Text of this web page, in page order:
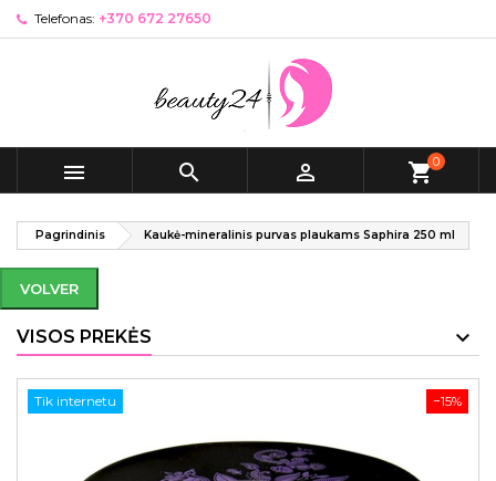
Telefonas: +370 672 27650
   shopping_cart0
Pagrindinis Kaukė-mineralinis purvas plaukams Saphira 250 ml
VOLVER
VISOS PREKĖS
−15%
Tik internetu